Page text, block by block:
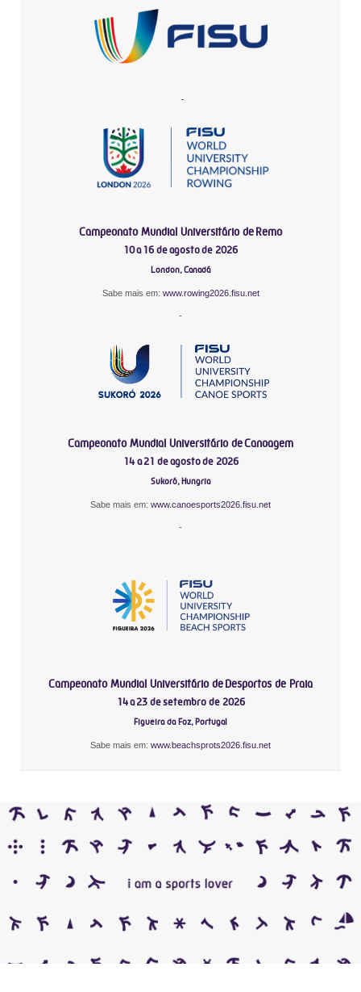
-
Campeonato Mundial Universitário de Remo
10 a 16 de agosto de 2026
London, Canadá
Sabe mais em: www.rowing2026.fisu.net
-
Campeonato Mundial Universitário de Canoagem
14 a 21 de agosto de 2026
Sukoró, Hungria
Sabe mais em: www.canoesports2026.fisu.net
-
Campeonato Mundial Universitário de Desportos de Praia
14 a 23 de setembro de 2026
Figueira da Foz, Portugal
Sabe mais em: www.beachsprots2026.fisu.net